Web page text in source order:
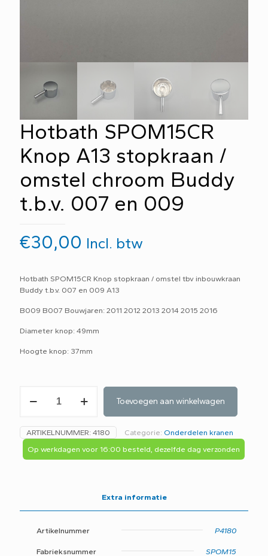
Hotbath SPOM15CR
Knop A13 stopkraan /
omstel chroom Buddy
t.b.v. 007 en 009
€30,00 Incl. btw
Hotbath SPOM15CR Knop stopkraan / omstel tbv inbouwkraan
Buddy t.b.v. 007 en 009 A13
B009 B007 Bouwjaren: 2011 2012 2013 2014 2015 2016
Diameter knop: 49mm
Hoogte knop: 37mm
SPOM15CR
A13
stopkraan
omstel
Toevoegen aan winkelwagen
ARTIKELNUMMER: 4180 Categorie: Onderdelen kranen
Op werkdagen voor 16:00 besteld, dezelfde dag verzonden
Extra informatie
Artikelnummer P4180
Fabrieksnummer SPOM15